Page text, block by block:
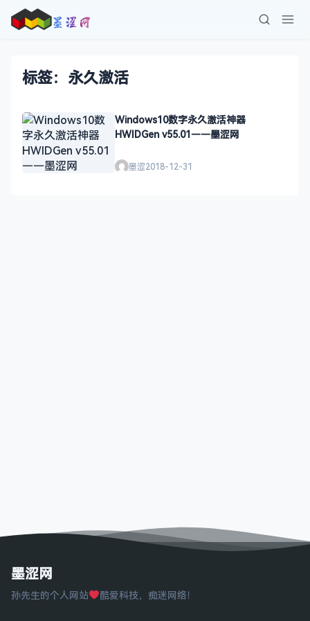
标签：永久激活
Windows10数字永久激活神器
HWIDGen v55.01——墨涩网
墨涩2018-12-31
墨涩网
孙先生的个人网站 酷爱科技，痴迷网络！